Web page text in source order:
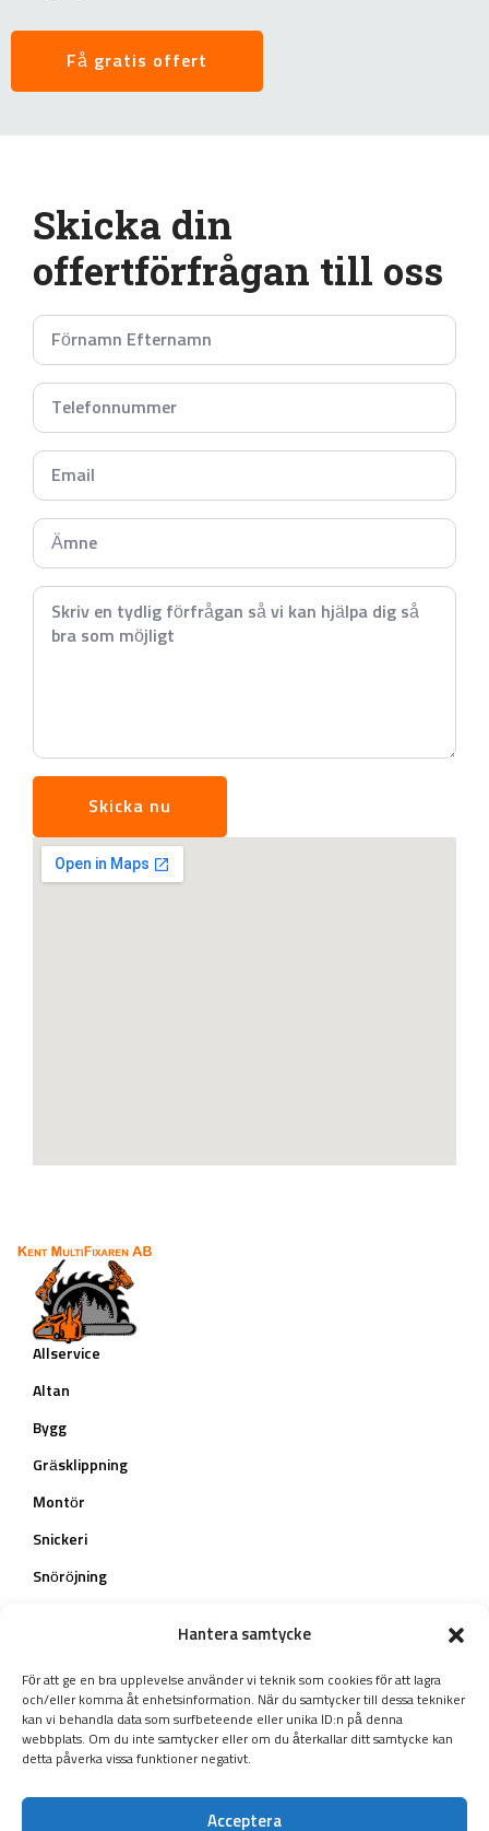
Hantera samtycke
För att ge en bra upplevelse använder vi teknik som cookies för att lagra
och/eller komma åt enhetsinformation. När du samtycker till dessa tekniker
kan vi behandla data som surfbeteende eller unika ID:n på denna
webbplats. Om du inte samtycker eller om du återkallar ditt samtycke kan
detta påverka vissa funktioner negativt.
Acceptera
Få gratis offert
Skicka din
offertförfrågan till oss
Namn
Telefonnummer
Email
Subject
Meddelande
Skicka nu
Allservice
Altan
Bygg
Gräsklippning
Montör
Snickeri
Snöröjning
Trädgård
Nå ut till oss
Vittene Blåbärskulla 2, Trollhättan, Sverige
kent@multifixarenab.se